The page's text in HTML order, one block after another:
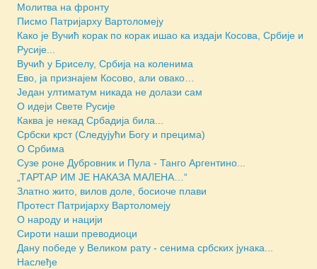
Молитва на фронту
Писмо Патријарху Вартоломеју
Како је Вучић корак по корак ишао ка издаји Косова, Србије и
Русије...
Вучић у Бриселу, Србија на коленима
Ево, ја признајем Косово, али овако…
Један ултиматум никада не долази сам
О идеји Свете Русије
Каква је некад Србадија била...
Србски крст (Следујући Богу и прецима)
О Србима
Сузе роне Дубровник и Пула - Танго Аргентино...
„ТАРТАР ИМ ЈЕ НАКАЗА МАЛЕНА…“
Златно жито, вилов доле, босиоче плави
Протест Патријарху Вартоломеју
О народу и нацији
Сироти наши преводиоци
Дану победе у Великом рату - сенима србских јунака...
Наслеђе